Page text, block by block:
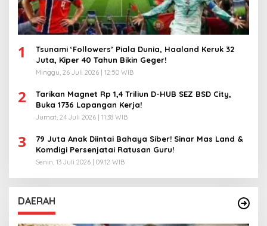
1
Tsunami ‘Followers’ Piala Dunia, Haaland Keruk 32
Juta, Kiper 40 Tahun Bikin Geger!
Minggu, 26 Juli 2026 | 12:50 WIB
2
Tarikan Magnet Rp 1,4 Triliun D-HUB SEZ BSD City,
Buka 1736 Lapangan Kerja!
Jumat, 24 Juli 2026 | 11:38 WIB
3
79 Juta Anak Diintai Bahaya Siber! Sinar Mas Land &
Komdigi Persenjatai Ratusan Guru!
Senin, 13 Juli 2026 | 09:12 WIB
DAERAH